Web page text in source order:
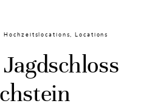
Hochzeitslocations,Locations